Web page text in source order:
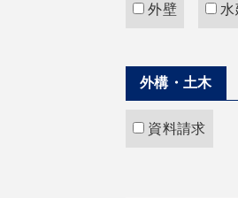
外壁 水
外構・土木
資料請求